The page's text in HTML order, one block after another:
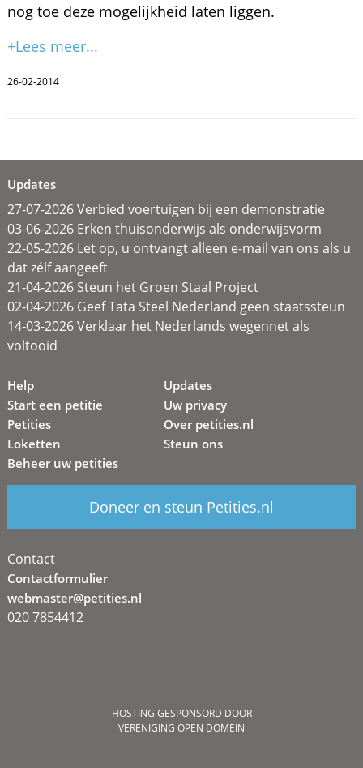
nog toe deze mogelijkheid laten liggen.
+Lees meer...
26-02-2014
Updates
27-07-2026 Verbied voertuigen bij een demonstratie
03-06-2026 Erken thuisonderwijs als onderwijsvorm
22-05-2026 Let op, u ontvangt alleen e-mail van ons als u
dat zélf aangeeft
21-04-2026 Steun het Groen Staal Project
02-04-2026 Geef Tata Steel Nederland geen staatssteun
14-03-2026 Verklaar het Nederlands wegennet als
voltooid
Help
Start een petitie
Petities
Loketten
Beheer uw petities
Updates
Uw privacy
Over petities.nl
Steun ons
Doneer en steun Petities.nl
Contact
Contactformulier
webmaster@petities.nl
020 7854412
HOSTING GESPONSORD DOOR
VERENIGING OPEN DOMEIN